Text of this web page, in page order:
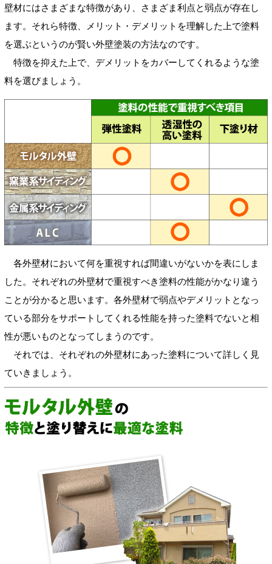
壁材にはさまざまな特徴があり、さまざま利点と弱点が存在し
ます。それら特徴、メリット・デメリットを理解した上で塗料
を選ぶというのが賢い外壁塗装の方法なのです。
特徴を抑えた上で、デメリットをカバーしてくれるような塗
料を選びましょう。
各外壁材において何を重視すれば間違いがないかを表にしま
した。それぞれの外壁材で重視すべき塗料の性能がかなり違う
ことが分かると思います。各外壁材で弱点やデメリットとなっ
ている部分をサポートしてくれる性能を持った塗料でないと相
性が悪いものとなってしまうのです。
それでは、それぞれの外壁材にあった塗料について詳しく見
ていきましょう。